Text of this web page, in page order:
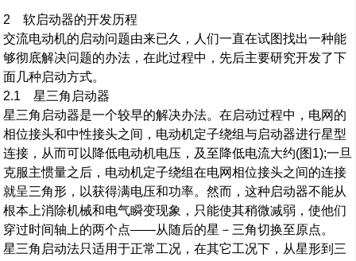
2 软启动器的开发历程
交流电动机的启动问题由来已久，人们一直在试图找出一种能
够彻底解决问题的办法，在此过程中，先后主要研究开发了下
面几种启动方式。
2.1 星三角启动器
星三角启动器是一个较早的解决办法。在启动过程中，电网的
相位接头和中性接头之间，电动机定子绕组与启动器进行星型
连接，从而可以降低电动机电压，及至降低电流大约(图1);一旦
克服主惯量之后，电动机定子绕组在电网相位接头之间的连接
就呈三角形，以获得满电压和功率。然而，这种启动器不能从
根本上消除机械和电气瞬变现象，只能使其稍微减弱，使他们
穿过时间轴上的两个点——从随后的星－三角切换至原点。
星三角启动法只适用于正常工况，在其它工况下，从星形到三